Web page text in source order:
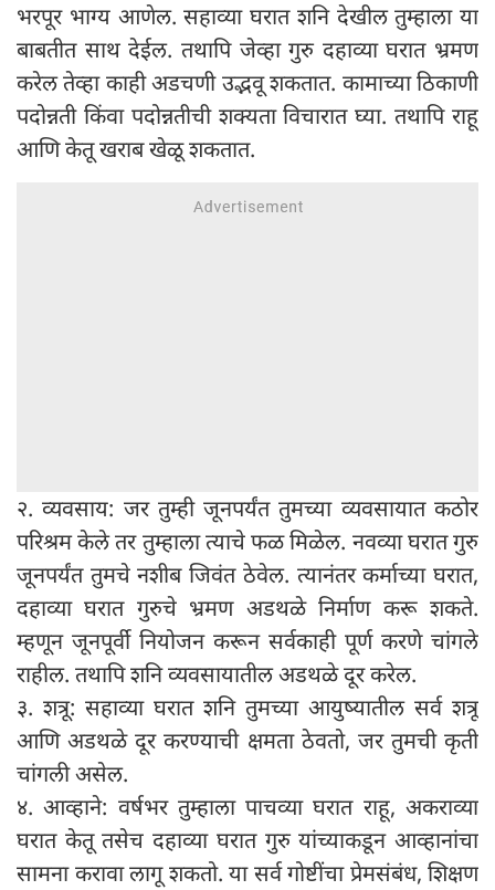
भरपूर भाग्य आणेल. सहाव्या घरात शनि देखील तुम्हाला या
बाबतीत साथ देईल. तथापि जेव्हा गुरु दहाव्या घरात भ्रमण
करेल तेव्हा काही अडचणी उद्भवू शकतात. कामाच्या ठिकाणी
पदोन्नती किंवा पदोन्नतीची शक्यता विचारात घ्या. तथापि राहू
आणि केतू खराब खेळू शकतात.
२. व्यवसाय: जर तुम्ही जूनपर्यंत तुमच्या व्यवसायात कठोर
परिश्रम केले तर तुम्हाला त्याचे फळ मिळेल. नवव्या घरात गुरु
जूनपर्यंत तुमचे नशीब जिवंत ठेवेल. त्यानंतर कर्माच्या घरात,
दहाव्या घरात गुरुचे भ्रमण अडथळे निर्माण करू शकते.
म्हणून जूनपूर्वी नियोजन करून सर्वकाही पूर्ण करणे चांगले
राहील. तथापि शनि व्यवसायातील अडथळे दूर करेल.
३. शत्रू: सहाव्या घरात शनि तुमच्या आयुष्यातील सर्व शत्रू
आणि अडथळे दूर करण्याची क्षमता ठेवतो, जर तुमची कृती
चांगली असेल.
४. आव्हाने: वर्षभर तुम्हाला पाचव्या घरात राहू, अकराव्या
घरात केतू तसेच दहाव्या घरात गुरु यांच्याकडून आव्हानांचा
सामना करावा लागू शकतो. या सर्व गोष्टींचा प्रेमसंबंध, शिक्षण